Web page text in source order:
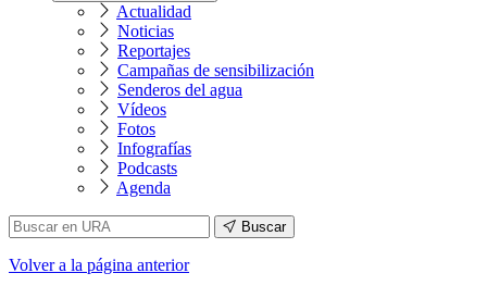
Actualidad
Noticias
Reportajes
Campañas de sensibilización
Senderos del agua
Vídeos
Fotos
Infografías
Podcasts
Agenda
Buscar
Volvera la página anterior